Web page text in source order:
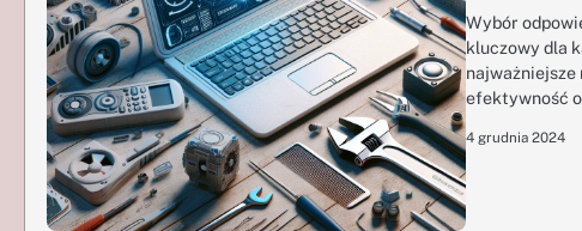
Wybór
kluczowy dla
najważniejsze
efektywność
4 grudnia 2024